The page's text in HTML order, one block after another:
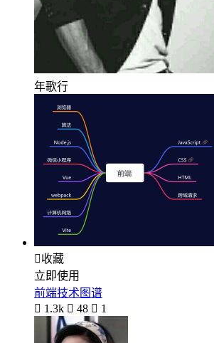
年歌行
收藏
立即使用
前端技术图谱
 1.3k  48  1